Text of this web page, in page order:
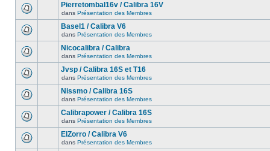
Pierretombal16v / Calibra 16V
dans Présentation des Membres
Basel1 / Calibra V6
dans Présentation des Membres
Nicocalibra / Calibra
dans Présentation des Membres
Jvsp / Calibra 16S et T16
dans Présentation des Membres
Nissmo / Calibra 16S
dans Présentation des Membres
Calibrapower / Calibra 16S
dans Présentation des Membres
ElZorro / Calibra V6
dans Présentation des Membres